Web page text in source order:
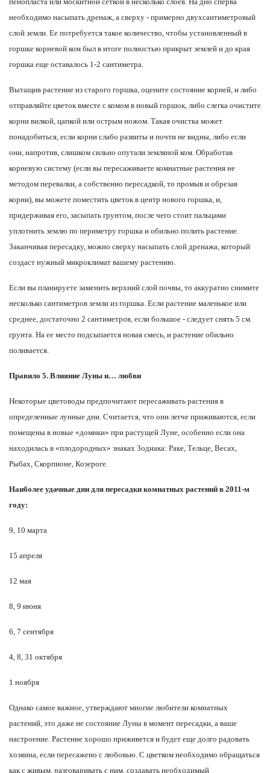
необходимо насыпать дренаж, а сверху - примерно двухсантиметровый
слой земли. Ее потребуется такое количество, чтобы установленный в
горшке корневой ком был в итоге полностью прикрыт землей и до края
горшка еще оставалось 1-2 сантиметра.
Вытащив растение из старого горшка, оцените состояние корней, и либо
отправляйте цветок вместе с комом в новый горшок, либо слегка очистите
корни вилкой, цапкой или острым ножом. Такая очистка может
понадобиться, если корни слабо развиты и почти не видны, либо если
они, напротив, слишком сильно опутали земляной ком. Обработав
корневую систему (если вы пересаживаете комнатные растения не
методом перевалки, а собственно пересадкой, то промыв и обрезав
корни), вы можете поместить цветок в центр нового горшка, и,
придерживая его, засыпать грунтом, после чего стоит пальцами
уплотнить землю по периметру горшка и обильно полить растение.
Заканчивая пересадку, можно сверху насыпать слой дренажа, который
создаст нужный микроклимат вашему растению.
Если вы планируете заменить верхний слой почвы, то аккуратно снимите
несколько сантиметров земли из горшка. Если растение маленькое или
среднее, достаточно 2 сантиметров, если большое - следует снять 5 см.
грунта. На ее место подсыпается новая смесь, и растение обильно
поливается.
Правило 5. Влияние Луны и… любви
Некоторые цветоводы предпочитают пересаживать растения в
определенные лунные дни. Считается, что они легче приживаются, если
помещены в новые «домики» при растущей Луне, особенно если она
находилась в «плодородных» знаках Зодиака: Раке, Тельце, Весах,
Рыбах, Скорпионе, Козероге.
Наиболее удачные дни для пересадки комнатных растений в 2011-м
году:
9, 10 марта
15 апреля
12 мая
8, 9 июня
6, 7 сентября
4, 8, 31 октября
1 ноября
Однако самое важное, утверждают многие любители комнатных
растений, это даже не состояние Луны в момент пересадки, а ваше
настроение. Растение хорошо приживется и будет еще долго радовать
хозяина, если пересажено с любовью. С цветком необходимо обращаться
как с живым, разговаривать с ним, создавать необходимый